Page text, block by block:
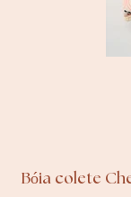
Bóia colete